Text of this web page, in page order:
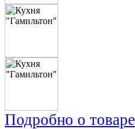
Подробно о товаре